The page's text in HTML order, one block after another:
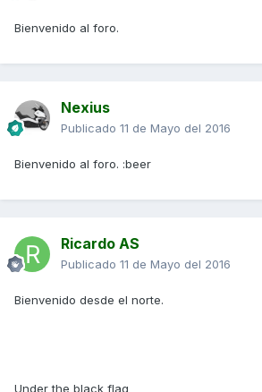
Bienvenido al foro.
Nexius
Publicado 11 de Mayo del 2016
Bienvenido al foro. :beer
Ricardo AS
Publicado 11 de Mayo del 2016
Bienvenido desde el norte.
Under the black flag